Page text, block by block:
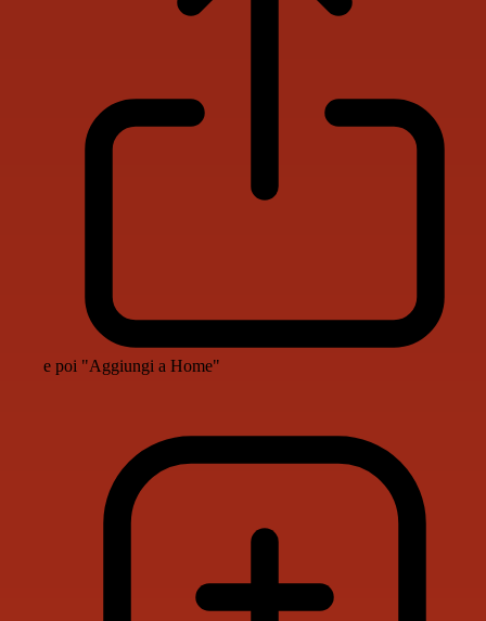
e poi "Aggiungi a Home"